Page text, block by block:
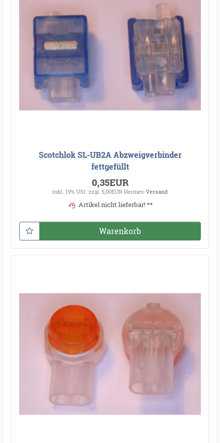
Scotchlok SL-UB2A Abzweigverbinder
fettgefüllt
0,35EUR
inkl. 19% USt. zzgl. 5,00EUR Hermes-Versand
Artikel nicht lieferbar! **
Warenkorb